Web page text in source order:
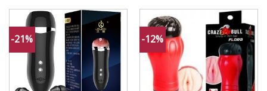
-21% -12%